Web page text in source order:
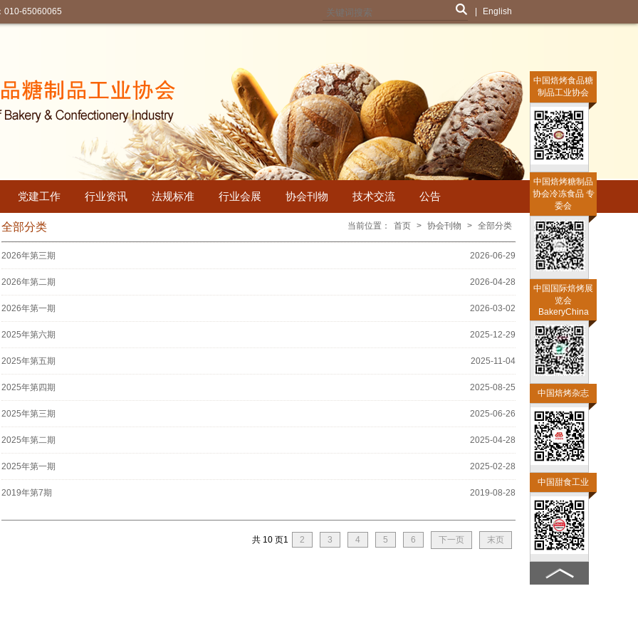
010-65060065 English
党建工作 行业资讯 法规标准 行业会展 协会刊物 技术交流 公告
全部分类 当前位置： 首页 > 协会刊物 > 全部分类
2026年第三期 2026-06-29
2026年第二期 2026-04-28
2026年第一期 2026-03-02
2025年第六期 2025-12-29
2025年第五期 2025-11-04
2025年第四期 2025-08-25
2025年第三期 2025-06-26
2025年第二期 2025-04-28
2025年第一期 2025-02-28
2019年第7期 2019-08-28
共 10 页1 2 3 4 5 6 下一页 末页
中国焙烤食品糖
制品工业协会
中国焙烤糖制品
协会冷冻食品 专
委会
中国国际焙烤展
览会
BakeryChina
中国焙烤杂志
中国甜食工业